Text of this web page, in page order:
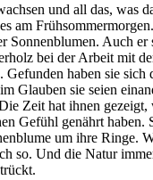
und all das, was
am
Sonnenblumen. Auch er
bei der Arbeit mit
haben sie sich
Glauben sie seien
Zeit hat ihnen gezeigt,
Gefühl genährt haben.
um ihre Ringe.
so. Und die Natur